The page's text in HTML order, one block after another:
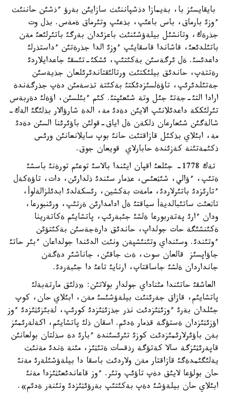
بايقايسئز با، بةيمازا دذشپاننئث سازايئن بةرؤ ءذشئن حاننئث
ءوزئ بارماق، باس باعئپ، بذعئپ وتئرماق ةمةس. بذل وت
جذرةك، وتانشئل بيلةؤشئنئث باعزئدان بةرگئ باتئرلئعئ مةن
باتئلدئعئ، قاشاندا قاسقايئپ ءوزئ الدا جذرةتئن ءداستذرلئ
داعدئسئ. ةل ئرگةسئن بةكئتئپ، ئشكئ-تئسقئ جاعدايلاردئ
رةتتةپ، حاندئق بيلئكتئث ورتالئقتاندئرئلعان جذيةسئن
جةتئلدئرئپ، تاؤةلسئزدئكتئ بةكئتة تذسةمئن دةپ جذرگةندة
ارادا التئ-جةتئ جئل وتة شئعئپتئ. كئم ءبئلسئن، اؤةلئ دةربةس
تئرلئككة داعدئلانئپ الايئن دةدئ مة، الدة شارؤالار بذلئگئ الةك-
شالةگئن شئعارعان ذلكةن ةل اياق-قولئن باؤئرئنا السئن دةدئ
مة، ابئلاي بذكئل قازاقتئث حانئ بوپ سايلانعانئن ورئس
ذكئمةتئنة كةزئندة حابارلاي قويعان جوق.
تةك 1778- جئلعئ اقپان ايئندا بالاسئ توعئم تورةنئ باسشئ
ةتئپ، ءؤالي، شئثعئس، عذمار سئندئ ذلدارئن، دات، تاؤةكةل
ءتارئزدئ باتئرلاردئ، مامةت بةكشين، رئسكةلدئ ابدئلزالةلوأ،
تاثعئت ساتئبالديةأ سياقتئ ةل ادامدارئن ةرتئپ، ورئنبورعا،
ودان ءارئ پةتةربورعا ةلشئ جئبةرئپ، پاتشايئم ةكاتةرينا
ةكئنشئگة حات جولداپ، حاندئق دارةجةسئن بةكئتؤئن
ءوتئندئ. وسئنداي وتئنئشپةن ونئث الدئندا جولداعان ءبئر حاتئ
جاؤاپسئز قالعان سوث، ةث جاقئن، جاناشئر دةگةن
جانداردان ةلشئ جاساقتاپ، ارنايئ تاعئ دا جئبةردئ.
العاشقئ حاتئندا مئناداي جولدار بولاتئن: «ذلئق مارتةبةلئ
پاتشايئم، قازاق جةرئنئث بيلةؤشئسئ مةن، ابئلاي حان، كوپ
جئلدان بةرئ ءوزئثئزدئث نذر جذزئثئزدئ كورئپ، لةبئزئثئزدئ ءوز
اؤزئثئزدان ةستؤگة قذمار ةدئم. اسقان ذلئ پاتشايئم، اكةلةرئمئز
بةن باؤئرلارئمئزدئث كوزئ تئرئسئندة ءبارئ دة سذلتان بولعانئن
قاپةرئثئزگة سالا كةتؤگة رذقسات ةتئثئز، مئنة ةندئ مةنئث
يةلئگئمدةگئ قازاقتار مةن ولاردئث باسقا دا بيلةؤشئلةرئ مةنئ
حان بولؤعا لايئق دةپ تاؤئپ وتئر. ءوز قاعاندئعئثئزدا مةنئ
ابئلاي حان بيلةؤشئ دةپ بةكئتئپ بةرؤئثئزدئ وتئنةر ةدئم».